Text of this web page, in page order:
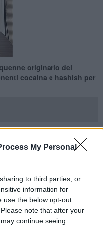
My Personal
to third parties, or
information for
use the below opt-out
note that after your
continue seeing
originario del
cocaina e hashish per
una pattuglia della
Battifolle, in servizio di
originario del Marocco
viaggio verso sud.